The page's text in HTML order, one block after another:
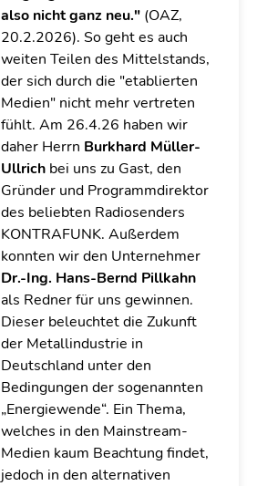
also nicht ganz neu."(OAZ,
20.2.2026). So geht es auch
weiten Teilen des Mittelstands,
der sich durch die "etablierten
Medien" nicht mehr vertreten
fühlt. Am 26.4.26 haben wir
daher Herrn Burkhard Müller-
Ullrichbei uns zu Gast, den
Gründer und Programmdirektor
des beliebten Radiosenders
KONTRAFUNK. Außerdem
konnten wir den Unternehmer
Dr.-Ing. Hans-Bernd Pillkahn
als Redner für uns gewinnen.
Dieser beleuchtet die Zukunft
der Metallindustrie in
Deutschland unter den
Bedingungen der sogenannten
„Energiewende“. Ein Thema,
welches in den Mainstream-
Medien kaum Beachtung findet,
jedoch in den alternativen